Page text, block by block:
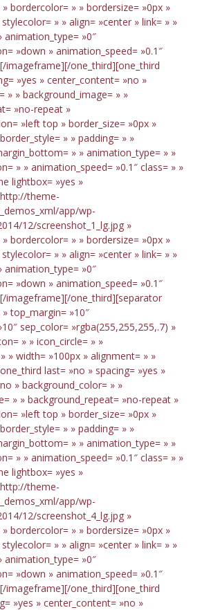
bordercolor= » » bordersize= »0px »
» » align= »center » link= » »
animation_type= »0″
»down » animation_speed= »0.1″
[/imageframe][/one_third][one_third
»yes » center_content= »no »
» » background_image= » »
»no-repeat »
»left top » border_size= »0px »
» » padding= » »
» » animation_type= » »
» » animation_speed= »0.1″ class= » »
lightbox= »yes »
theme-
app/wp-
12/screenshot_1_lg.jpg »
bordercolor= » » bordersize= »0px »
» » align= »center » link= » »
animation_type= »0″
»down » animation_speed= »0.1″
[/imageframe][/one_third][separator
top_margin= »10″
sep_color= »rgba(255,255,255,.7) »
» » icon_circle= » »
» width= »100px » alignment= » »
last= »no » spacing= »yes »
» background_color= » »
» » background_repeat= »no-repeat »
»left top » border_size= »0px »
» » padding= » »
» » animation_type= » »
» » animation_speed= »0.1″ class= » »
lightbox= »yes »
theme-
app/wp-
12/screenshot_4_lg.jpg »
bordercolor= » » bordersize= »0px »
» » align= »center » link= » »
animation_type= »0″
»down » animation_speed= »0.1″
[/imageframe][/one_third][one_third
»yes » center_content= »no »